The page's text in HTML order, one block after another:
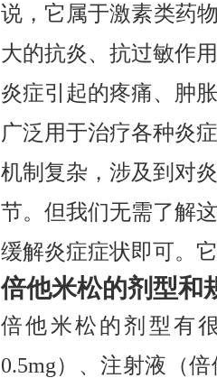
说，它属于激素类药
大的抗炎、抗过敏作
炎症引起的疼痛、肿
广泛用于治疗各种炎
机制复杂，涉及到对
节。但我们无需了解
缓解炎症症状即可。
倍他米松的剂型和
倍他米松的剂型有
0.5mg）、注射液（